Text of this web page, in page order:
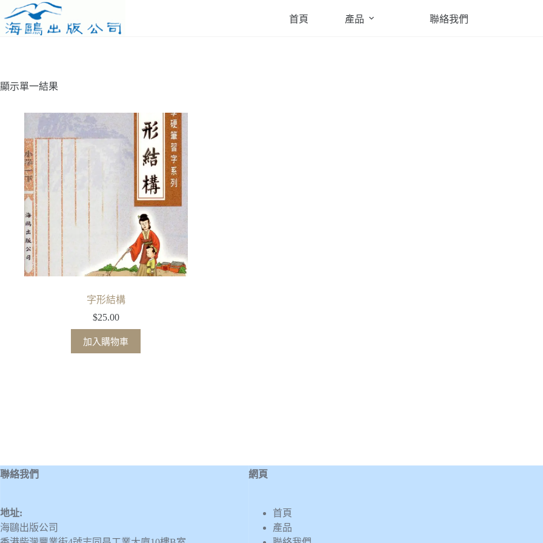
to
content
首頁 產品 聯絡我們
顯示單一結果
字形結構
$25.00
加入購物車
聯絡我們
地址:
海鷗出版公司
網頁
首頁
產品